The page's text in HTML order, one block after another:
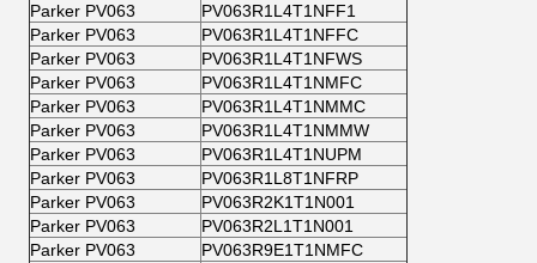
Parker PV063
PV063R1L4T1NFF1
Parker PV063
PV063R1L4T1NFFC
Parker PV063
PV063R1L4T1NFWS
Parker PV063
PV063R1L4T1NMFC
Parker PV063
PV063R1L4T1NMMC
Parker PV063
PV063R1L4T1NMMW
Parker PV063
PV063R1L4T1NUPM
Parker PV063
PV063R1L8T1NFRP
Parker PV063
PV063R2K1T1N001
Parker PV063
PV063R2L1T1N001
Parker PV063
PV063R9E1T1NMFC